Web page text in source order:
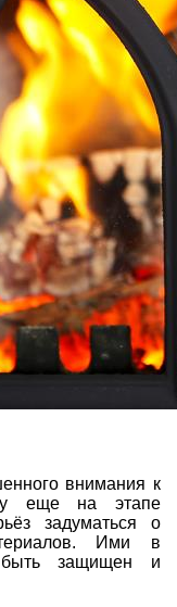
внимания к
еще на этапе
задуматься о
Ими в
быть защищен и